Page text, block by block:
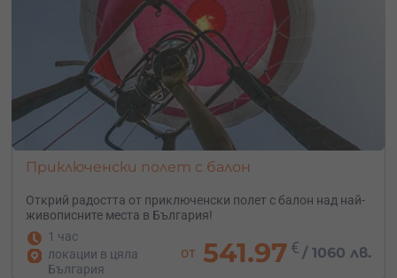
Приключенски полет с балон
Открий радостта от приключенски полет с балон над най-
живописните места в България!
1 час
локации в цяла
България
от 541.97 € /1060 лв.